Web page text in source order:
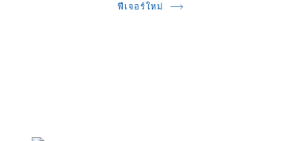
ฟีเจอร์ใหม่